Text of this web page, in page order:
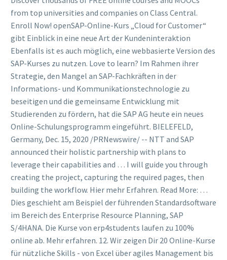
from top universities and companies on Class Central.
Enroll Now! openSAP-Online-Kurs „Cloud for Customer“
gibt Einblick in eine neue Art der Kundeninteraktion
Ebenfalls ist es auch möglich, eine webbasierte Version des
SAP-Kurses zu nutzen. Love to learn? Im Rahmen ihrer
Strategie, den Mangel an SAP-Fachkräften in der
Informations- und Kommunikationstechnologie zu
beseitigen und die gemeinsame Entwicklung mit
Studierenden zu fördern, hat die SAP AG heute ein neues
Online-Schulungsprogramm eingeführt. BIELEFELD,
Germany, Dec. 15, 2020 /PRNewswire/ -- NTT and SAP
announced their holistic partnership with plans to
leverage their capabilities and … I will guide you through
creating the project, capturing the required pages, then
building the workflow. Hier mehr Erfahren. Read More: …
Dies geschieht am Beispiel der führenden Standardsoftware
im Bereich des Enterprise Resource Planning, SAP
S/4HANA. Die Kurse von erp4students laufen zu 100%
online ab. Mehr erfahren. 12. Wir zeigen Dir 20 Online-Kurse
für nützliche Skills - von Excel über agiles Management bis